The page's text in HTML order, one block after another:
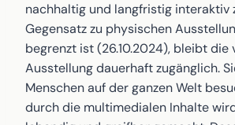
nachhaltig und langfristig interaktiv
Gegensatz zu physischen
begrenzt ist (26.10.2024), bleibt die
Ausstellung dauerhaft zugänglich.
Menschen auf der ganzen Welt
durch die multimedialen Inhalte